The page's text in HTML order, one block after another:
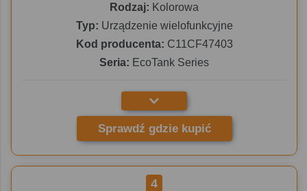
Rodzaj: Kolorowa
Typ: Urządzenie wielofunkcyjne
Kod producenta: C11CF47403
Seria: EcoTank Series
Sprawdź gdzie kupić
4